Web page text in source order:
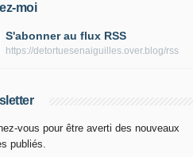
moi
S'abonner au flux RSS
https://detortuesenaiguilles.over.blog/rss
vous pour être averti des nouveaux
publiés.